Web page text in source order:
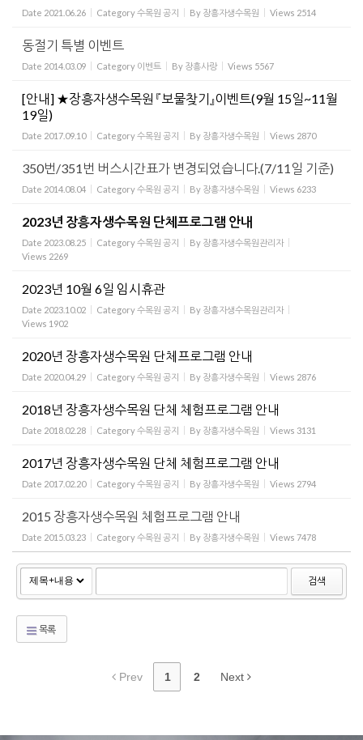
Date 2021.06.26 Category수목원 공지 By 장흥자생수목원 Views 2514
동절기 특별 이벤트
Date 2014.03.09 Category 이벤트 By 장흥사랑 Views 5567
[안내] ★장흥자생수목원 『보물찾기』이벤트(9월 15일~11월
19일)
Date 2017.09.10 Category수목원 공지 By 장흥자생수목원 Views 2870
350번/351번 버스시간표가 변경되었습니다.(7/11일 기준)
Date 2014.08.04 Category수목원 공지 By 장흥자생수목원 Views 6233
2023년 장흥자생수목원 단체프로그램 안내
Date 2023.08.25 Category수목원 공지 By 장흥자생수목원관리자
Views 2269
2023년 10월 6일 임시휴관
Date 2023.10.02 Category수목원 공지 By 장흥자생수목원관리자
Views 1902
2020년 장흥자생수목원 단체프로그램 안내
Date 2020.04.29 Category수목원 공지 By 장흥자생수목원 Views 2876
2018년 장흥자생수목원 단체 체험프로그램 안내
Date 2018.02.28 Category수목원 공지 By 장흥자생수목원 Views 3131
2017년 장흥자생수목원 단체 체험프로그램 안내
Date 2017.02.20 Category수목원 공지 By 장흥자생수목원 Views 2794
2015 장흥자생수목원 체험프로그램 안내
Date 2015.03.23 Category수목원 공지 By 장흥자생수목원 Views 7478
검색
목록
Prev 1 2 Next